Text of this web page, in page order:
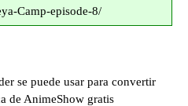
Camp-episode-8/
se puede usar para convertir
de AnimeShow gratis